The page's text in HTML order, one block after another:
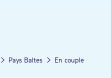
Pays Baltes En couple